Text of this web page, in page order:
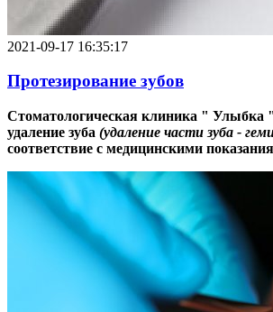
2021-09-17 16:35:17
Протезирование зубов
Стоматологическая клиника " Улыбка
удаление зуба (удаление части зуба -
соответствие с медицинскими